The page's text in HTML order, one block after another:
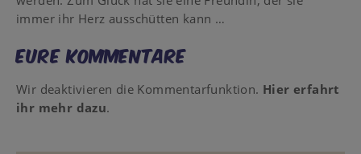
immer ihr Herz ausschütten kann …
Eure Kommentare
Wir deaktivieren die Kommentarfunktion. Hier erfahrt
ihr mehr dazu.